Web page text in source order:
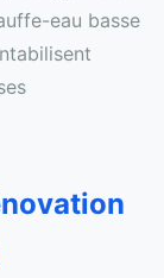
eau basse